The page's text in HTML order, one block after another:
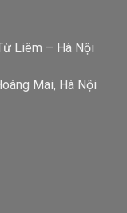
Liêm – Hà Nội
Mai, Hà Nội